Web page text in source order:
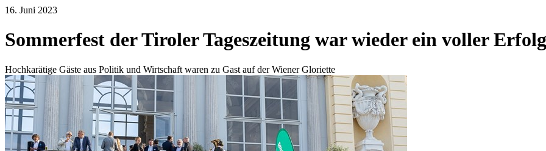
16. Juni 2023
Sommerfest der Tiroler Tageszeitung war wieder ein voller Erfolg
Hochkarätige Gäste aus Politik und Wirtschaft waren zu Gast auf der Wiener Gloriette